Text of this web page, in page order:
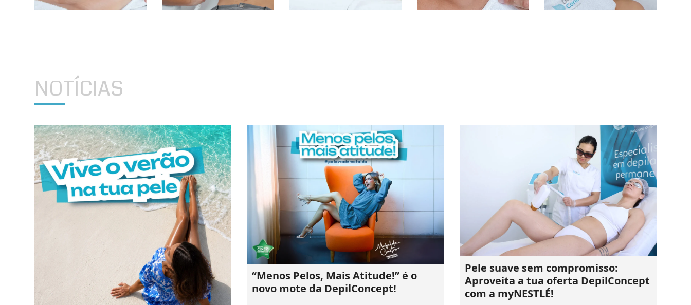
NOTÍCIAS
“Menos Pelos, Mais Atitude!” é o
novo mote da DepilConcept!
Pele suave sem compromisso:
Aproveita a tua oferta DepilConcept
com a myNESTLÉ!